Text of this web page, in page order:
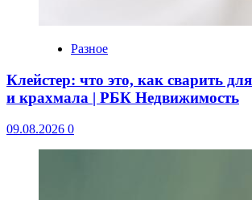
Разное
Клейстер: что это, как сварить
и крахмала | РБК Недвижимость
09.08.2026 0